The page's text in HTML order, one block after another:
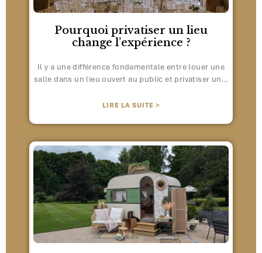
Pourquoi privatiser un lieu
change l’expérience ?
Il y a une différence fondamentale entre louer une
salle dans un lieu ouvert au public et privatiser un…
LIRE LA SUITE >